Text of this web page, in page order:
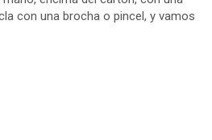
con una brocha o pincel, y vamos